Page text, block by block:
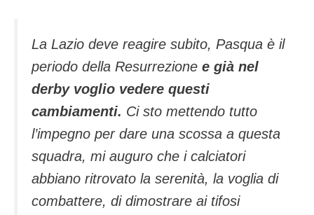
La Lazio deve reagire subito, Pasqua è il
periodo della Resurrezione e già nel
derby voglio vedere questi
cambiamenti. Ci sto mettendo tutto
l’impegno per dare una scossa a questa
squadra, mi auguro che i calciatori
abbiano ritrovato la serenità, la voglia di
combattere, di dimostrare ai tifosi